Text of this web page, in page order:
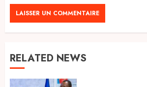
RELATED NEWS